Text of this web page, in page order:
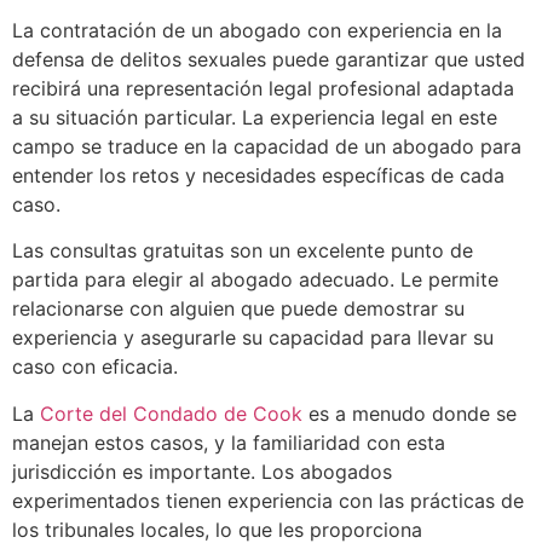
La contratación de un abogado con experiencia en la
defensa de delitos sexuales puede garantizar que usted
recibirá una representación legal profesional adaptada
a su situación particular. La experiencia legal en este
campo se traduce en la capacidad de un abogado para
entender los retos y necesidades específicas de cada
caso.
Las consultas gratuitas son un excelente punto de
partida para elegir al abogado adecuado. Le permite
relacionarse con alguien que puede demostrar su
experiencia y asegurarle su capacidad para llevar su
caso con eficacia.
La Corte del Condado de Cook es a menudo donde se
manejan estos casos, y la familiaridad con esta
jurisdicción es importante. Los abogados
experimentados tienen experiencia con las prácticas de
los tribunales locales, lo que les proporciona